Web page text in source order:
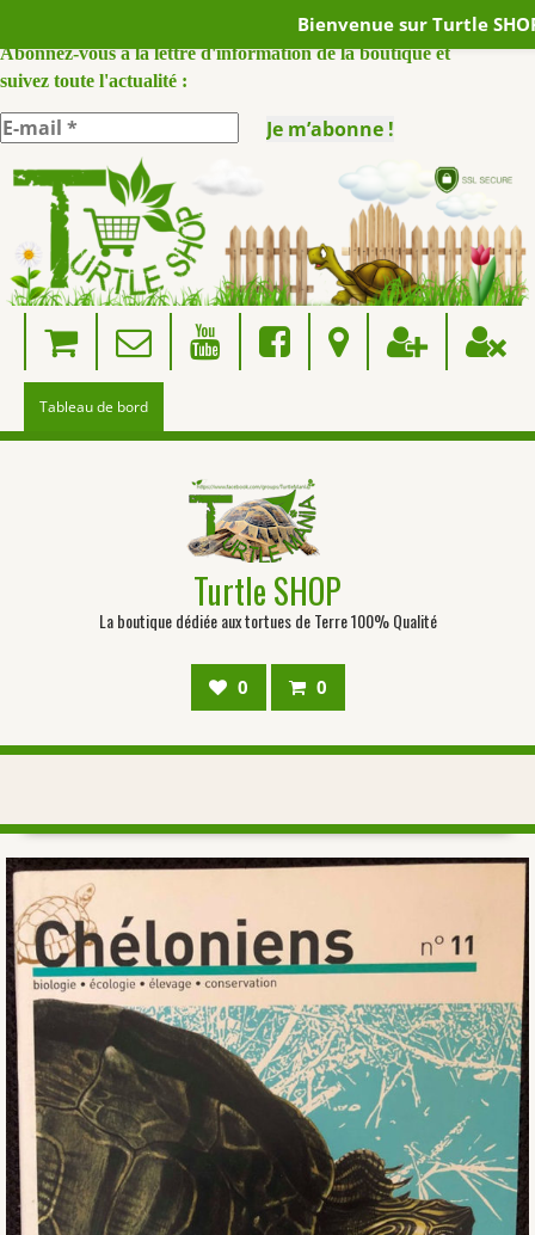
ABONNEZ VOUS A NOTRE NEWSLETTER :
Abonnez-vous à la lettre d'information de la boutique et
suivez toute l'actualité :
Skip
to
content
Tableau de bord
Turtle SHOP
La boutique dédiée aux tortues de Terre 100% Qualité
0 0
Bienvenue sur Turtle